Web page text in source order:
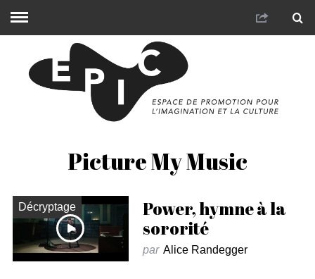
Picture My Music
Décryptage
Power, hymne à la
sororité
par Alice Randegger